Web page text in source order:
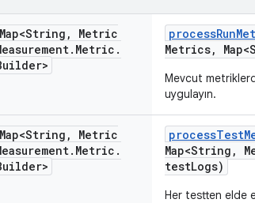
Map<String ,
Metric
. Metric .
processRun
Metrics,
Mevcut
uygulayın.
Map<String ,
Metric
. Metric .
processTest
Map<String ,
testLogs)
Her testten elde